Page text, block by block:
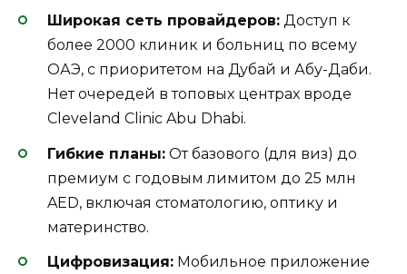
Широкая сеть провайдеров: Доступ к
более 2000 клиник и больниц по всему
ОАЭ, с приоритетом на Дубай и Абу-Даби.
Нет очередей в топовых центрах вроде
Cleveland Clinic Abu Dhabi.
Гибкие планы: От базового (для виз) до
премиум с годовым лимитом до 25 млн
AED, включая стоматологию, оптику и
материнство.
Цифровизация: Мобильное приложение